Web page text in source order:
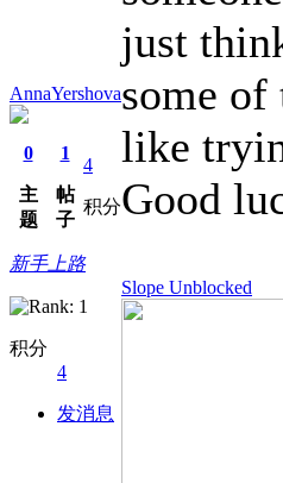
AnnaYershova
0
主
题
1
帖
子
4
积分
新手上路
积分
4
发消息
just
some of
like
Good
Slope Unblocked